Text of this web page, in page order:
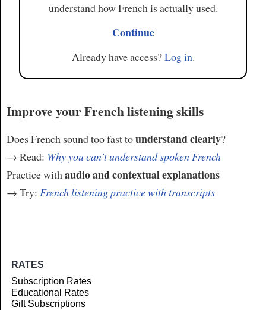
understand how French is actually used.
Continue
Already have access?Log in.
Improve your French listening skills
Does French sound too fast tounderstand clearly?
→ Read: Why you can't understand spoken French
Practice withaudio and contextual explanations
→ Try: French listening practice with transcripts
RATES
Subscription Rates
Educational Rates
Gift Subscriptions